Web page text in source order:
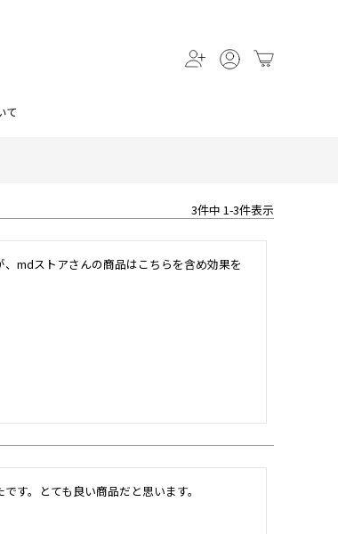
て
3件中 1-3件表示
mdストアさんの商品はこちらを含め効果を
す。とても良い商品だと思います。